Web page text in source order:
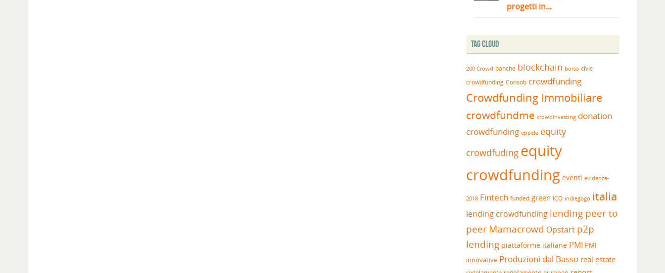
progetti in...
Tag Cloud
200 Crowd banche blockchain borsa civic
crowdfunding Consob crowdfunding
Crowdfunding Immobiliare
crowdfundme crowdinvesting donation
crowdfunding eppela equity
crowdfuding equity
crowdfunding eventi evidenza-
2018 Fintech funded green ICO indiegogo italia
lending crowdfunding lending peer to
peerMamacrowd Opstart p2p
lending piattaforme italiane PMI PMI
innovative Produzioni dal Basso real estate